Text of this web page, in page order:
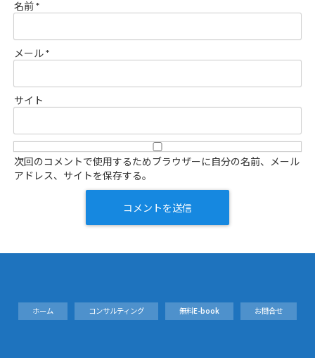
名前*
メール*
サイト
次回のコメントで使用するためブラウザーに自分の名前、メール
アドレス、サイトを保存する。
ホーム コンサルティング 無料E-book お問合せ